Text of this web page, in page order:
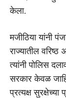
केला.
मजीठिया यांनी
राज्यातील
त्यांनी पोलिस
सरकार केवळ
प्रत्यक्ष